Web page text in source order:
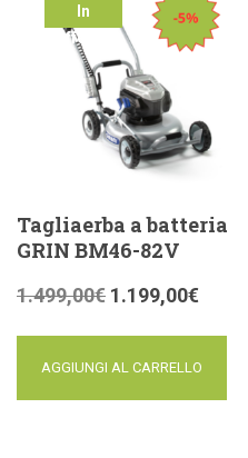
In
offerta!
Tagliaerba a batteria
GRIN BM46-82V
1.499,00€ 1.199,00€
AGGIUNGI AL CARRELLO